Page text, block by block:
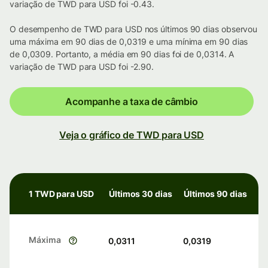
variação de TWD para USD foi -0.43.
O desempenho de TWD para USD nos últimos 90 dias observou
uma máxima em 90 dias de 0,0319 e uma mínima em 90 dias
de 0,0309. Portanto, a média em 90 dias foi de 0,0314. A
variação de TWD para USD foi -2.90.
Acompanhe a taxa de câmbio
Veja o gráfico de TWD para USD
1 TWD para USD Últimos 30 dias Últimos 90 dias
Máxima 0,0311 0,0319